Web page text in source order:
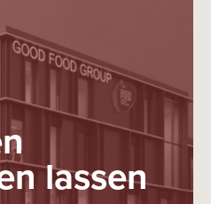
lassen